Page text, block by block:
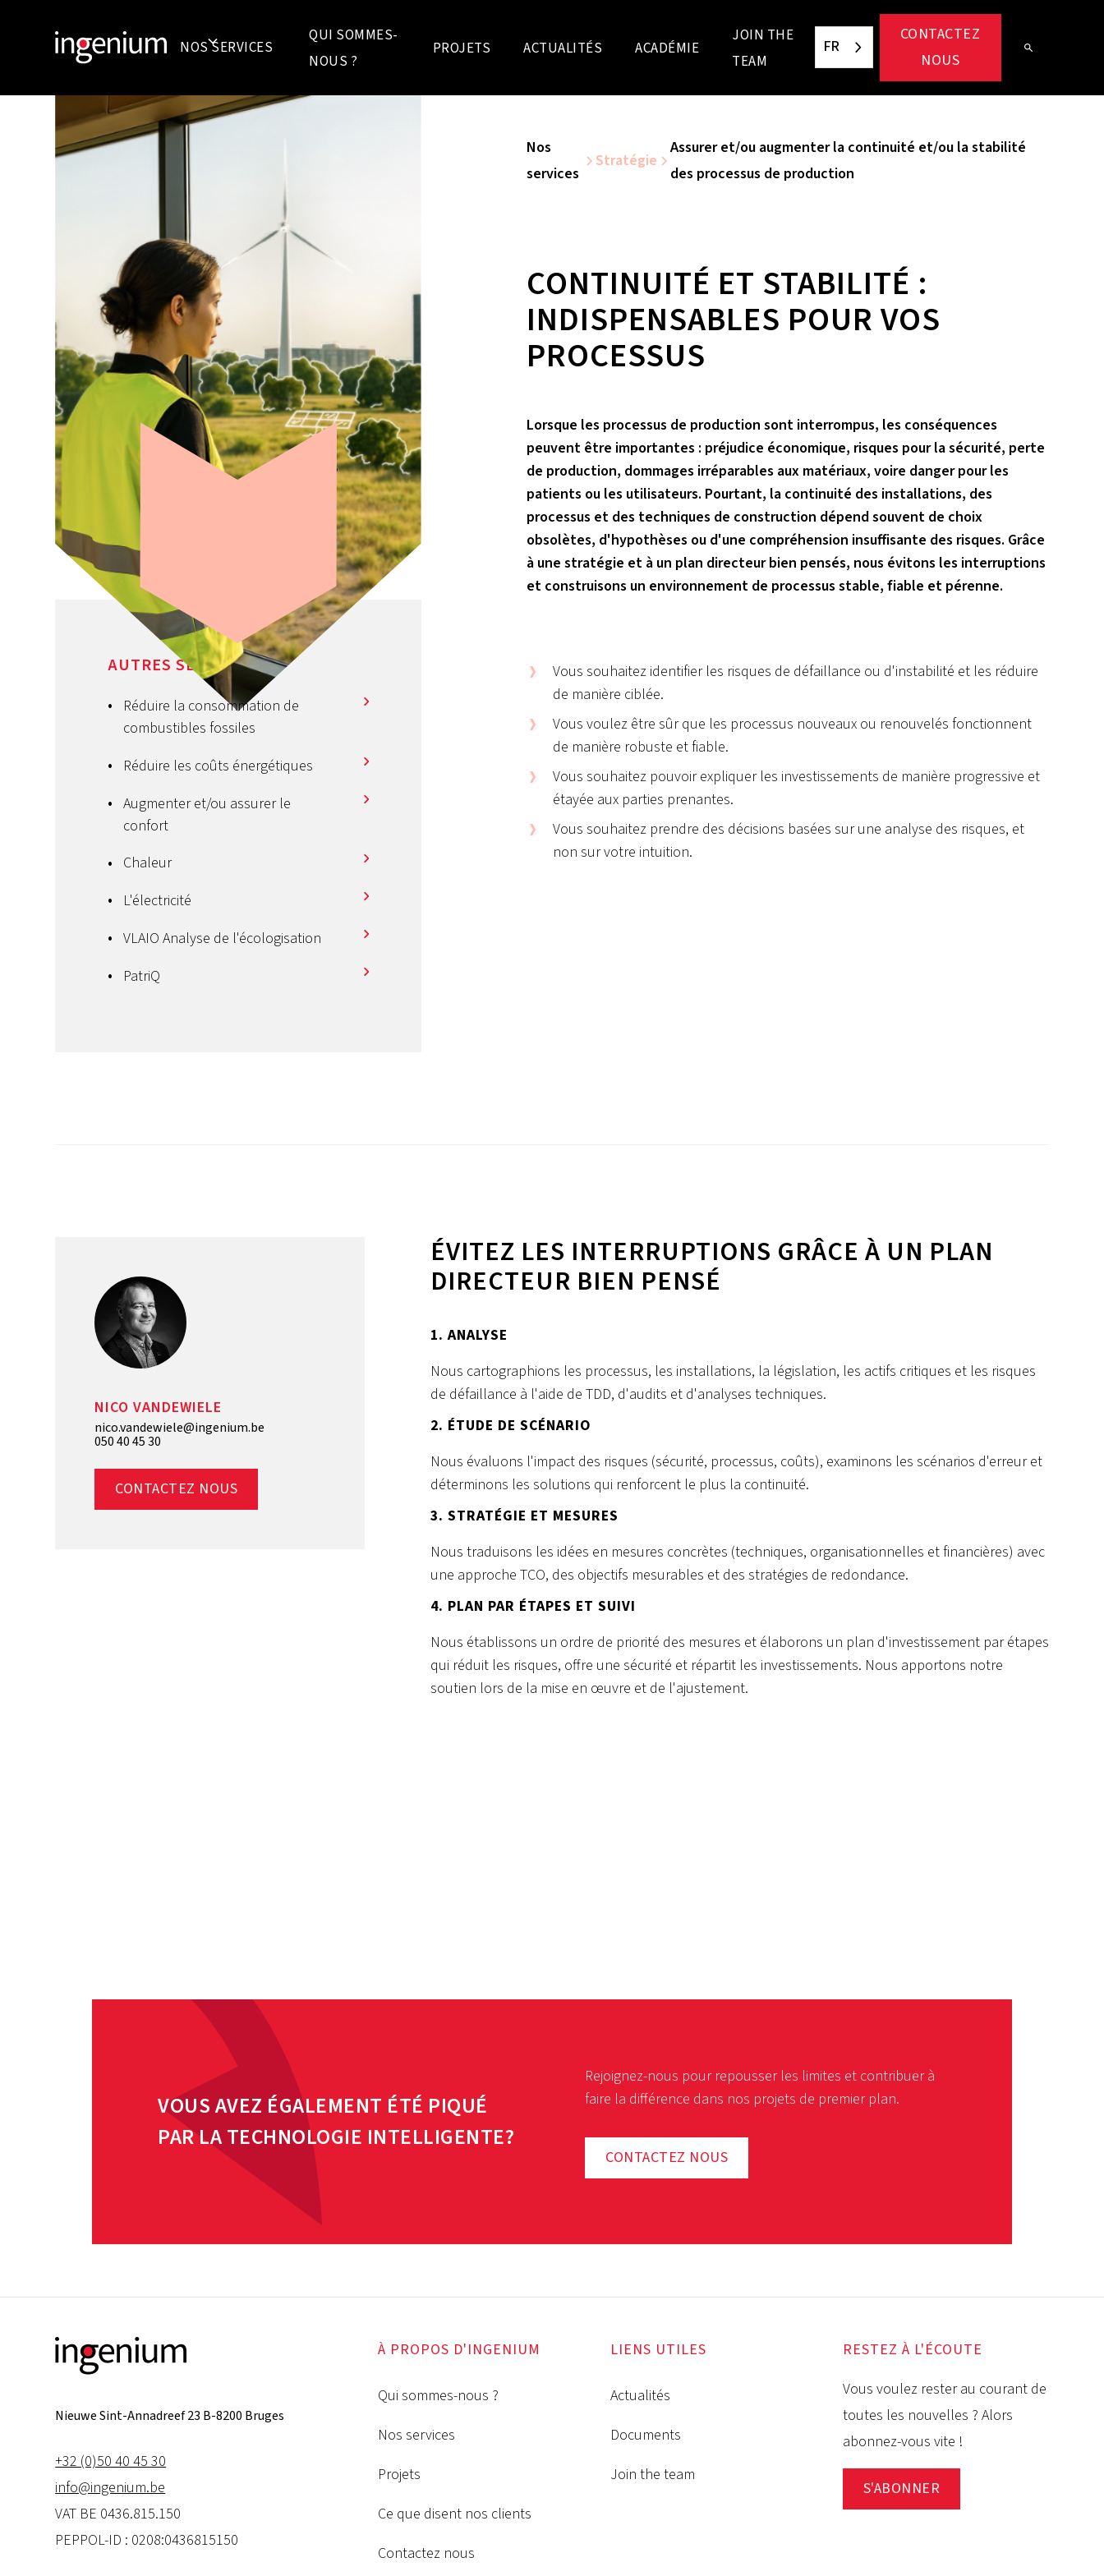
NOS SERVICES
QUI SOMMES-
NOUS ?
PROJETS ACTUALITÉS ACADÉMIE
JOIN THE
TEAM
FR
CONTACTEZ
NOUS
Nous aimons nous
appuyer survos
succès
AUTRES SERVICES
Réduire la consommation de
combustibles fossiles
Réduire les coûts énergétiques
Augmenter et/ou assurer le
confort
Chaleur
L'électricité
VLAIO Analyse de l'écologisation
PatriQ
Nos
services
Stratégie
Assurer et/ou augmenter la continuité et/ou la stabilité
des processus de production
CONTINUITÉ ET STABILITÉ :
INDISPENSABLES POUR VOS
PROCESSUS
Lorsque les processus de production sont interrompus, les conséquences
peuvent être importantes : préjudice économique, risques pour la sécurité, perte
de production, dommages irréparables aux matériaux, voire danger pour les
patients ou les utilisateurs. Pourtant, la continuité des installations, des
processus et des techniques de construction dépend souvent de choix
obsolètes, d'hypothèses ou d'une compréhension insuffisante des risques. Grâce
à une stratégie et à un plan directeur bien pensés, nous évitons les interruptions
et construisons un environnement de processus stable, fiable et pérenne.
Vous souhaitez identifier les risques de défaillance ou d'instabilité et les réduire
de manière ciblée.
Vous voulez être sûr que les processus nouveaux ou renouvelés fonctionnent
de manière robuste et fiable.
Vous souhaitez pouvoir expliquer les investissements de manière progressive et
étayée aux parties prenantes.
Vous souhaitez prendre des décisions basées sur une analyse des risques, et
non sur votre intuition.
NICO VANDEWIELE
nico.vandewiele@ingenium.be
050 40 45 30
CONTACTEZ NOUS
ÉVITEZ LES INTERRUPTIONS GRÂCE À UN PLAN
DIRECTEUR BIEN PENSÉ
1. ANALYSE
Nous cartographions les processus, les installations, la législation, les actifs critiques et les risques
de défaillance à l'aide de TDD, d'audits et d'analyses techniques.
2. ÉTUDE DE SCÉNARIO
Nous évaluons l'impact des risques (sécurité, processus, coûts), examinons les scénarios d'erreur et
déterminons les solutions qui renforcent le plus la continuité.
3. STRATÉGIE ET MESURES
Nous traduisons les idées en mesures concrètes (techniques, organisationnelles et financières) avec
une approche TCO, des objectifs mesurables et des stratégies de redondance.
4. PLAN PAR ÉTAPES ET SUIVI
Nous établissons un ordre de priorité des mesures et élaborons un plan d'investissement par étapes
qui réduit les risques, offre une sécurité et répartit les investissements. Nous apportons notre
soutien lors de la mise en œuvre et de l'ajustement.
VOUS AVEZ ÉGALEMENT ÉTÉ PIQUÉ
PAR LA TECHNOLOGIE INTELLIGENTE?
Rejoignez-nous pour repousser les limites et contribuer à
faire la différence dans nos projets de premier plan.
CONTACTEZ NOUS
Nieuwe Sint-Annadreef 23 B-8200 Bruges
+32 (0)50 40 45 30
info@ingenium.be
VAT BE 0436.815.150
PEPPOL-ID : 0208:0436815150
À PROPOS D'INGENIUM
Qui sommes-nous ?
Nos services
Projets
Ce que disent nos clients
Contactez nous
LIENS UTILES
Actualités
Documents
Join the team
RESTEZ À L'ÉCOUTE
Vous voulez rester au courant de
toutes les nouvelles ? Alors
abonnez-vous vite !
S'ABONNER